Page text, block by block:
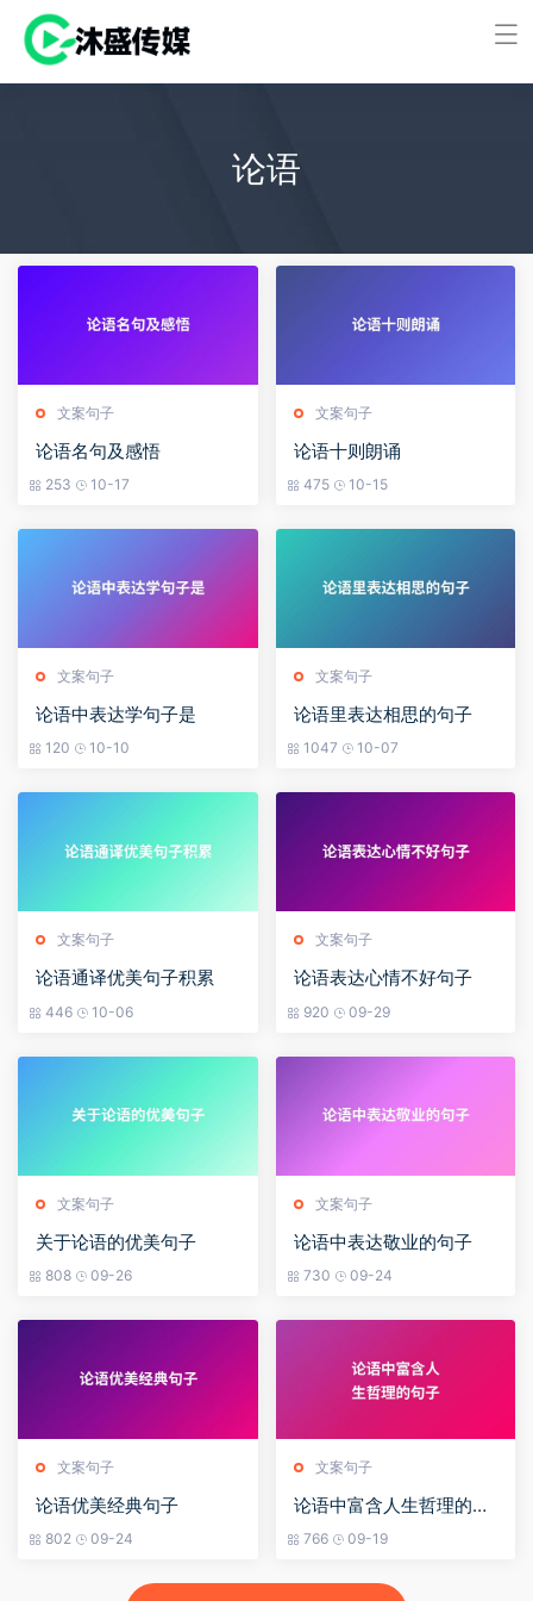
论语
文案句子
论语名句及感悟
253 10-17
文案句子
论语十则朗诵
475 10-15
文案句子
论语中表达学句子是
120 10-10
文案句子
论语里表达相思的句子
1047 10-07
文案句子
论语通译优美句子积累
446 10-06
文案句子
论语表达心情不好句子
920 09-29
文案句子
关于论语的优美句子
808 09-26
文案句子
论语中表达敬业的句子
730 09-24
文案句子
论语优美经典句子
802 09-24
文案句子
论语中富含人生哲理的句
766 09-19